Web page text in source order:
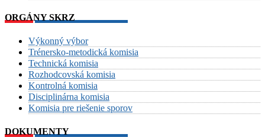
ORGÁNY SKRZ
Výkonný výbor
Trénersko-metodická komisia
Technická komisia
Rozhodcovská komisia
Kontrolná komisia
Disciplinárna komisia
Komisia pre riešenie sporov
DOKUMENTY